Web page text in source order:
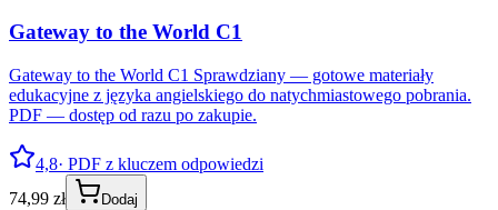
Gateway to the World C1
Gateway to the World C1 Sprawdziany — gotowe materiały
edukacyjne z języka angielskiego do natychmiastowego pobrania.
PDF — dostęp od razu po zakupie.
4,8· PDF z kluczem odpowiedzi
74,99 zł
Dodaj